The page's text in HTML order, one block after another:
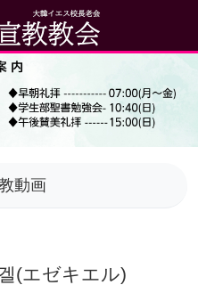
動画
(エゼキエル)